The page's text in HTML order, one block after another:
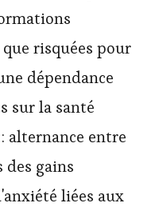
risquées pour
dépendance
sur la santé
alternance entre
gains
liées aux